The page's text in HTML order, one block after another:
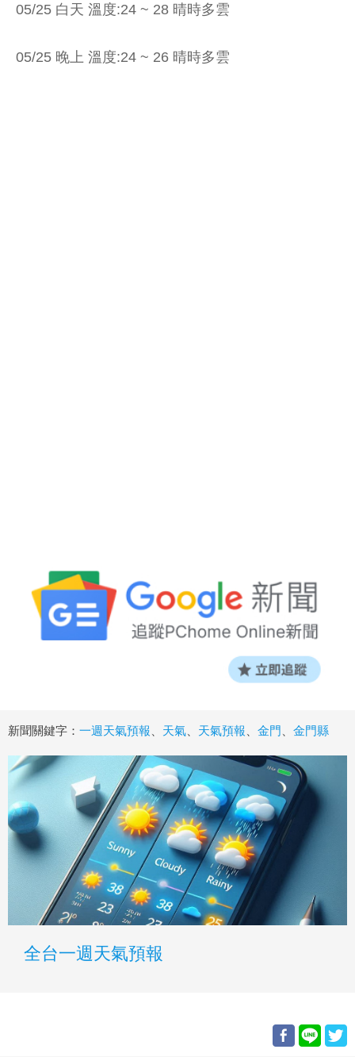
05/25 白天 溫度:24 ~ 28 晴時多雲
05/25 晚上 溫度:24 ~ 26 晴時多雲
新聞關鍵字： 一週天氣預報 天氣 天氣預報 金門 金門縣
全台一週天氣預報